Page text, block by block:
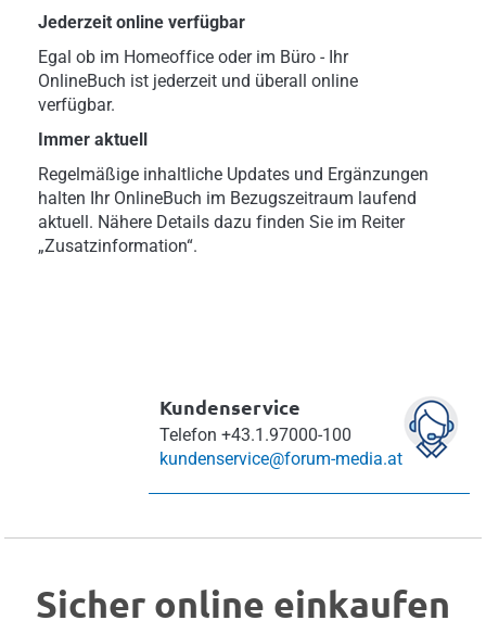
Jederzeit online verfügbar
Egal ob im Homeoffice oder im Büro - Ihr
OnlineBuch ist jederzeit und überall online
verfügbar.
Immer aktuell
Regelmäßige inhaltliche Updates und Ergänzungen
halten Ihr OnlineBuch im Bezugszeitraum laufend
aktuell. Nähere Details dazu finden Sie im Reiter
„Zusatzinformation“.
Kundenservice
Telefon +43.1.97000-100
kundenservice@forum-media.at
Sicher online einkaufen